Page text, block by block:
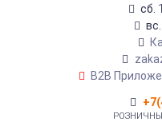
сб.
вс.
B2B